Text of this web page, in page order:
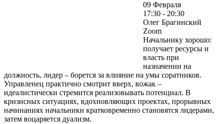
09 Февраля
17:30 - 20:30
Олег Брагинский
Zoom
Начальнику хорошо:
получает ресурсы и
власть при
назначении на
должность, лидер – борется за влияние на умы соратников.
Управленец практично смотрит вверх, вожак –
идеалистически стремится реализовывать потенциал. В
кризисных ситуациях, вдохновляющих проектах, прорывных
начинаниях начальники кратковременно становятся лидерами,
затем воцаряется дуализм.